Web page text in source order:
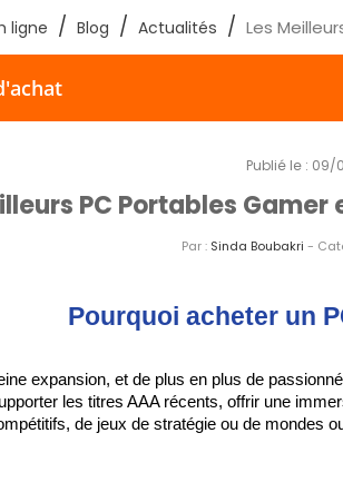
ligne Blog Actualités Les
Publié le : 09/
PC Portables Gamer
Par : Sinda Boubakri -
Pourquoi acheter un
expansion, et de plus en plus de
les titres AAA récents, offrir une
de jeux de stratégie ou de mondes